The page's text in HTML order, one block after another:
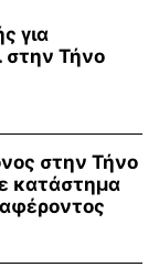
για
στην Τήνο
στην Τήνο
κατάστημα